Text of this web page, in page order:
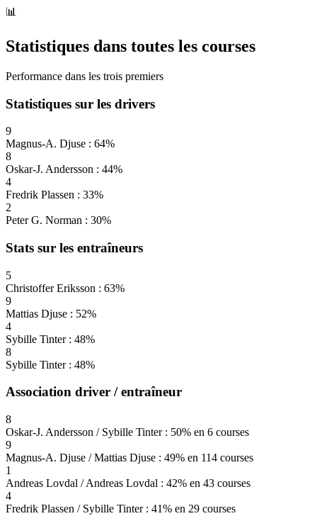
📊
Statistiques dans toutes les courses
Performance dans les trois premiers
Statistiques sur les drivers
9
Magnus-A. Djuse : 64%
8
Oskar-J. Andersson : 44%
4
Fredrik Plassen : 33%
2
Peter G. Norman : 30%
Stats sur les entraîneurs
5
Christoffer Eriksson : 63%
9
Mattias Djuse : 52%
4
Sybille Tinter : 48%
8
Sybille Tinter : 48%
Association driver / entraîneur
8
Oskar-J. Andersson / Sybille Tinter : 50% en 6 courses
9
Magnus-A. Djuse / Mattias Djuse : 49% en 114 courses
1
Andreas Lovdal / Andreas Lovdal : 42% en 43 courses
4
Fredrik Plassen / Sybille Tinter : 41% en 29 courses